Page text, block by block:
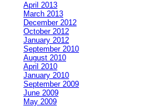
April 2013
March 2013
December 2012
October 2012
January 2012
September 2010
August 2010
April 2010
January 2010
September 2009
June 2009
May 2009